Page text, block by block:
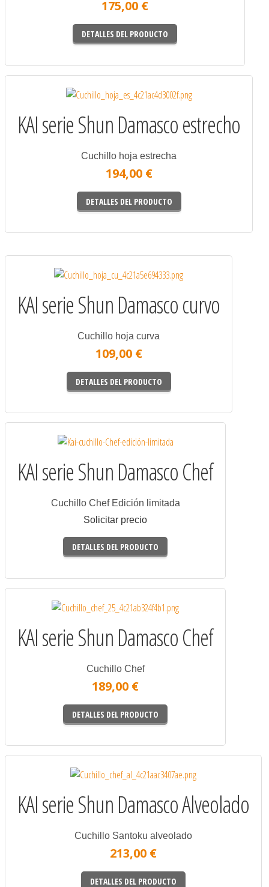
175,00 €
DETALLES DEL PRODUCTO
KAI serie Shun Damasco estrecho
Cuchillo hoja estrecha
194,00 €
DETALLES DEL PRODUCTO
KAI serie Shun Damasco curvo
Cuchillo hoja curva
109,00 €
DETALLES DEL PRODUCTO
KAI serie Shun Damasco Chef
Cuchillo Chef Edición limitada
Solicitar precio
DETALLES DEL PRODUCTO
KAI serie Shun Damasco Chef
Cuchillo Chef
189,00 €
DETALLES DEL PRODUCTO
KAI serie Shun Damasco Alveolado
Cuchillo Santoku alveolado
213,00 €
DETALLES DEL PRODUCTO